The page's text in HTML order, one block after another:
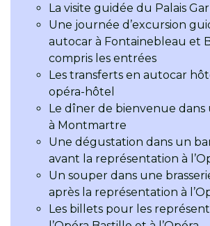
La visite guidée du Palais
Une journée d’excursion
autocar à Fontainebleau et
compris les entrées
Les transferts en autocar
opéra-hôtel
Le dîner de bienvenue
à Montmartre
Une dégustation dans un
avant la représentation à
Un souper dans une
après la représentation à
Les billets pour les